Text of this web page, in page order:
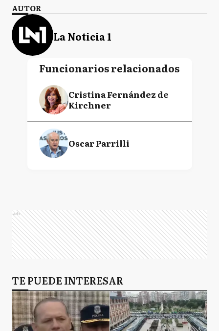
AUTOR
La Noticia 1
Funcionarios relacionados
Cristina Fernández de
Kirchner
Oscar Parrilli
Ads
TE PUEDE INTERESAR